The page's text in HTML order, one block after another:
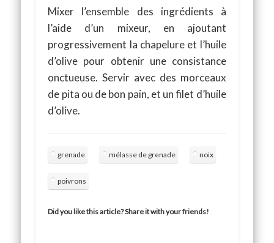
Mixer l’ensemble des ingrédients à
l’aide d’un mixeur, en ajoutant
progressivement la chapelure et l’huile
d’olive pour obtenir une consistance
onctueuse. Servir avec des morceaux
de pita ou de bon pain, et un filet d’huile
d’olive.
grenade mélasse de grenade noix
poivrons
Did you like this article? Share it with your friends!